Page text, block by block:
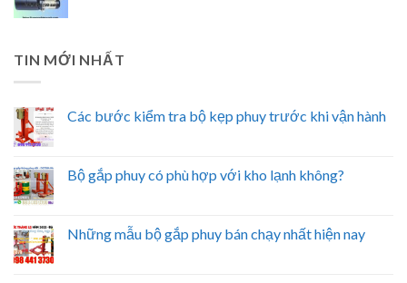
TIN MỚI NHẤT
Các bước kiểm tra bộ kẹp phuy trước khi vận hành
Bộ gắp phuy có phù hợp với kho lạnh không?
Những mẫu bộ gắp phuy bán chạy nhất hiện nay